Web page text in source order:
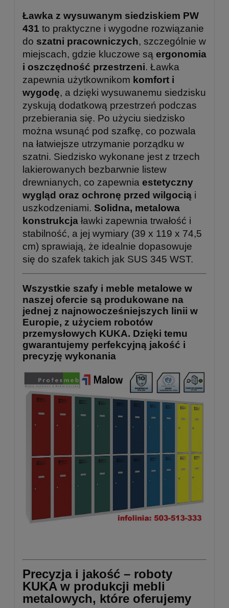
Ławka z wysuwanym siedziskiem PW
431 to praktyczne i wygodne rozwiązanie
do szatni pracowniczych, szczególnie w
miejscach, gdzie kluczowe są ergonomia
i oszczędność przestrzeni. Ławka
zapewnia użytkownikom komfort i
wygodę, a dzięki wysuwanemu siedzisku
zyskują dodatkową przestrzeń podczas
przebierania się. Po użyciu siedzisko
można wsunąć pod szafkę, co pozwala
na łatwiejsze utrzymanie porządku w
szatni. Siedzisko wykonane jest z trzech
lakierowanych bezbarwnie listew
drewnianych, co zapewnia estetyczny
wygląd oraz ochronę przed wilgocią i
uszkodzeniami. Solidna, metalowa
konstrukcja ławki zapewnia trwałość i
stabilność, a jej wymiary (39 x 119 x 74,5
cm) sprawiają, że idealnie dopasowuje
się do szafek takich jak SUS 345 WST.
Wszystkie szafy i meble metalowe w
naszej ofercie są produkowane na
jednej z najnowocześniejszych linii w
Europie, z użyciem robotów
przemysłowych KUKA. Dzięki temu
gwarantujemy perfekcyjną jakość i
precyzję wykonania
Precyzja i jakość – roboty
KUKA w produkcji mebli
metalowych, które oferujemy